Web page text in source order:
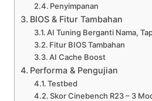
Penyimpanan
BIOS & Fitur Tambahan
AI Tuning Berganti Nama,
Fitur BIOS Tambahan
AI Cache Boost
Performa & Pengujian
Testbed
Skor Cinebench R23 – 3